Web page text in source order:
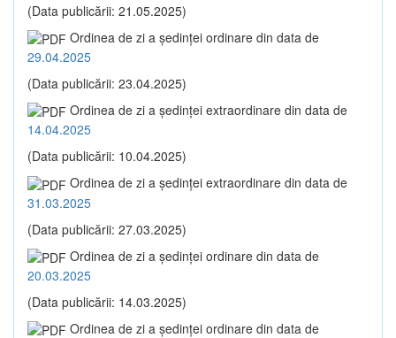
(Data publicării: 21.05.2025)
Ordinea de zi a şedinţei ordinare din data de
29.04.2025
(Data publicării: 23.04.2025)
Ordinea de zi a şedinţei extraordinare din data de
14.04.2025
(Data publicării: 10.04.2025)
Ordinea de zi a şedinţei extraordinare din data de
31.03.2025
(Data publicării: 27.03.2025)
Ordinea de zi a şedinţei ordinare din data de
20.03.2025
(Data publicării: 14.03.2025)
Ordinea de zi a şedinţei ordinare din data de